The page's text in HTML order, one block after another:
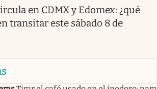
en CDMX y Edomex: ¿qué
transitar este sábado 8 de